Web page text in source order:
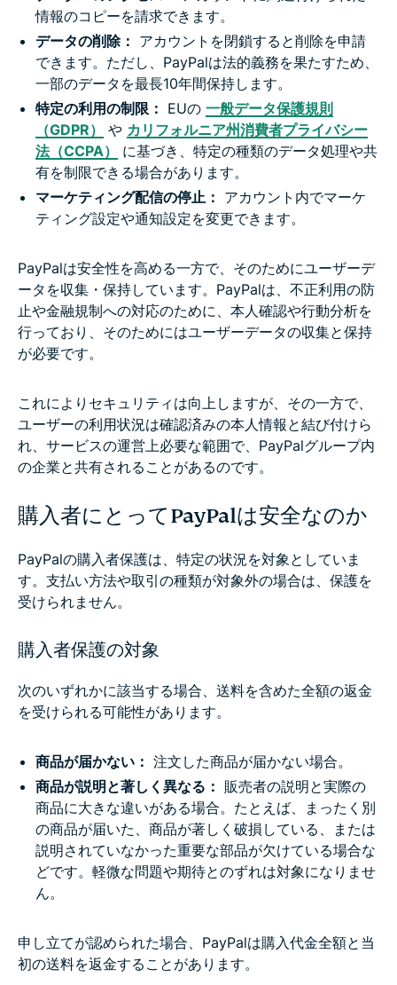
情報のコピーを請求できます。
データの削除： アカウントを閉鎖すると削除を申請
できます。ただし、PayPalは法的義務を果たすため、
一部のデータを最長10年間保持します。
特定の利用の制限： EUの 一般データ保護規則
（GDPR）
や カリフォルニア州消費者プライバシー
法（CCPA）
に基づき、特定の種類のデータ処理や共
有を制限できる場合があります。
マーケティング配信の停止： アカウント内でマーケ
ティング設定や通知設定を変更できます。
PayPalは安全性を高める一方で、そのためにユーザーデ
ータを収集・保持しています。PayPalは、不正利用の防
止や金融規制への対応のために、本人確認や行動分析を
行っており、そのためにはユーザーデータの収集と保持
が必要です。
これによりセキュリティは向上しますが、その一方で、
ユーザーの利用状況は確認済みの本人情報と結び付けら
れ、サービスの運営上必要な範囲で、PayPalグループ内
の企業と共有されることがあるのです。
購入者にとってPayPalは安全なのか
PayPalの購入者保護は、特定の状況を対象としていま
す。支払い方法や取引の種類が対象外の場合は、保護を
受けられません。
購入者保護の対象
次のいずれかに該当する場合、送料を含めた全額の返金
を受けられる可能性があります。
商品が届かない： 注文した商品が届かない場合。
商品が説明と著しく異なる： 販売者の説明と実際の
商品に大きな違いがある場合。たとえば、まったく別
の商品が届いた、商品が著しく破損している、または
説明されていなかった重要な部品が欠けている場合な
どです。軽微な問題や期待とのずれは対象になりませ
ん。
申し立てが認められた場合、PayPalは購入代金全額と当
初の送料を返金することがあります。